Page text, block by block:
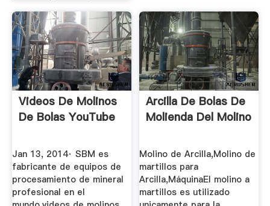
Videos De Molinos
De Bolas YouTube
Jan 13, 2014· SBM es
fabricante de equipos de
procesamiento de mineral
profesional en el
Arcilla De Bolas De
Molienda Del Molino
Molino de Arcilla,Molino de
martillos para
Arcilla,MáquinaEl molino a
martillos es utilizado